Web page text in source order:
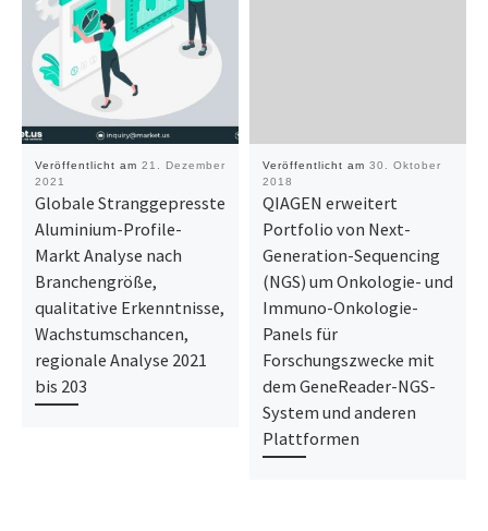
Veröffentlicht am 21. Dezember
2021
Globale Stranggepresste
Aluminium-Profile-
Markt Analyse nach
Branchengröße,
qualitative Erkenntnisse,
Wachstumschancen,
regionale Analyse 2021
bis 203
Veröffentlicht am 30. Oktober
2018
QIAGEN erweitert
Portfolio von Next-
Generation-Sequencing
(NGS) um Onkologie- und
Immuno-Onkologie-
Panels für
Forschungszwecke mit
dem GeneReader-NGS-
System und anderen
Plattformen